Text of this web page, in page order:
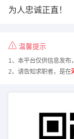
为人忠诚正直！
温馨提示
1、本平台仅供信息发布
2、请告知求职者，是在